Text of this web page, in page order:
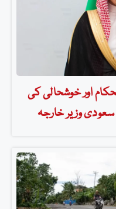
اور خوشحالی کی
وزیر خارجہ